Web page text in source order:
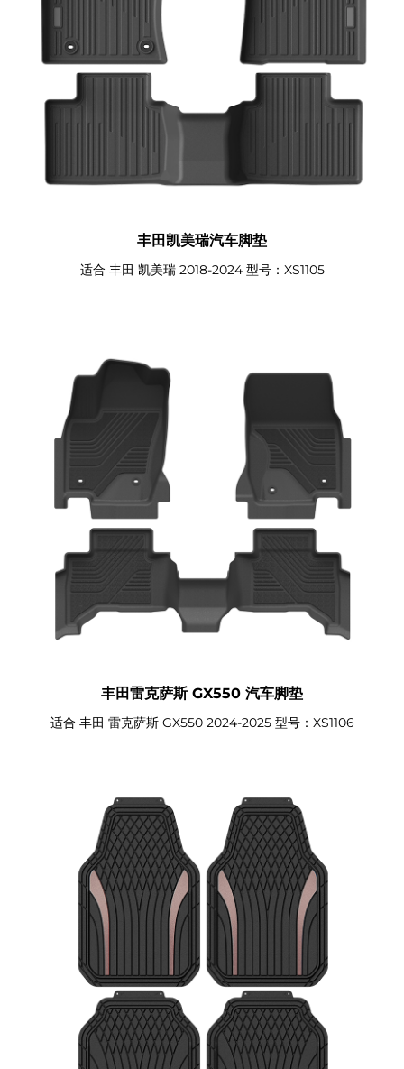
丰田凯美瑞汽车脚垫
适合 丰田 凯美瑞 2018-2024 型号：XS1105
丰田雷克萨斯 GX550 汽车脚垫
适合 丰田 雷克萨斯 GX550 2024-2025 型号：XS1106